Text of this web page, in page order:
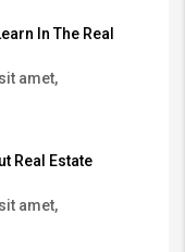
In The Real
amet,
Real Estate
amet,